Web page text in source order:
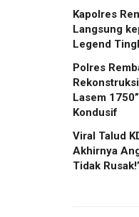
Kapolres
Langsung
Legend
Polres
Lasem
Kondusif
Viral Talud
Akhirnya
Tidak